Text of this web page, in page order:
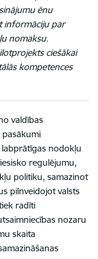
ēnu
informāciju par
nomaksu.
ciešākai
kompetences
valdības
nodokļu
regulējumu,
politiku, samazinot
pilnveidojot valsts
radīti
nozaru
skaita